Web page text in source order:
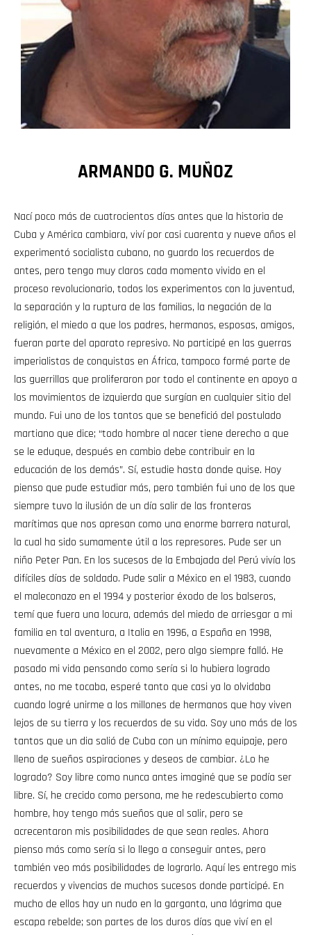
ARMANDO G. MUÑOZ
Nací poco más de cuatrocientos días antes que la historia de
Cuba y América cambiara, viví por casi cuarenta y nueve años el
experimentó socialista cubano, no guardo los recuerdos de
antes, pero tengo muy claros cada momento vivido en el
proceso revolucionario, todos los experimentos con la juventud,
la separación y la ruptura de las familias, la negación de la
religión, el miedo a que los padres, hermanos, esposas, amigos,
fueran parte del aparato represivo. No participé en las guerras
imperialistas de conquistas en África, tampoco formé parte de
las guerrillas que proliferaron por todo el continente en apoyo a
los movimientos de izquierda que surgían en cualquier sitio del
mundo. Fui uno de los tantos que se benefició del postulado
martiano que dice; “todo hombre al nacer tiene derecho a que
se le eduque, después en cambio debe contribuir en la
educación de los demás”. Sí, estudie hasta donde quise. Hoy
pienso que pude estudiar más, pero también fui uno de los que
siempre tuvo la ilusión de un día salir de las fronteras
marítimas que nos apresan como una enorme barrera natural,
la cual ha sido sumamente útil a los represores. Pude ser un
niño Peter Pan. En los sucesos de la Embajada del Perú vivía los
difíciles días de soldado. Pude salir a México en el 1983, cuando
el maleconazo en el 1994 y posterior éxodo de los balseros,
temí que fuera una locura, además del miedo de arriesgar a mi
familia en tal aventura, a Italia en 1996, a España en 1998,
nuevamente a México en el 2002, pero algo siempre falló. He
pasado mi vida pensando como sería si lo hubiera logrado
antes, no me tocaba, esperé tanto que casi ya lo olvidaba
cuando logré unirme a los millones de hermanos que hoy viven
lejos de su tierra y los recuerdos de su vida. Soy uno más de los
tantos que un dia salió de Cuba con un mínimo equipaje, pero
lleno de sueños aspiraciones y deseos de cambiar. ¿Lo he
logrado? Soy libre como nunca antes imaginé que se podía ser
libre. Sí, he crecido como persona, me he redescubierto como
hombre, hoy tengo más sueños que al salir, pero se
acrecentaron mis posibilidades de que sean reales. Ahora
pienso más como sería si lo llego a conseguir antes, pero
también veo más posibilidades de lograrlo. Aquí les entrego mis
recuerdos y vivencias de muchos sucesos donde participé. En
mucho de ellos hay un nudo en la garganta, una lágrima que
escapa rebelde; son partes de los duros días que viví en el